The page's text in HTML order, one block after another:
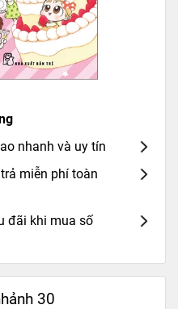
nhanh và uy tín
miễn phí toàn
đãi khi mua số
30